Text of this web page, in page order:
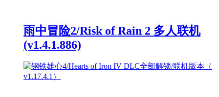
雨中冒险2/Risk of Rain 2 多人联机
(v1.4.1.886)